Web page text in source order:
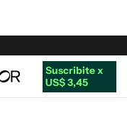
Suscribite x
US$ 3,45